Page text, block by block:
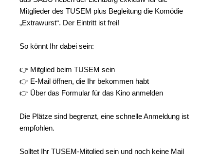
Mitglieder des TUSEM plus Begleitung die Komödie
„Extrawurst“. Der Eintritt ist frei!
So könnt Ihr dabei sein:
👉 Mitglied beim TUSEM sein
👉 E-Mail öffnen, die Ihr bekommen habt
👉 Über das Formular für das Kino anmelden
Die Plätze sind begrenzt, eine schnelle Anmeldung ist
empfohlen.
Solltet Ihr TUSEM-Mitglied sein und noch keine Mail